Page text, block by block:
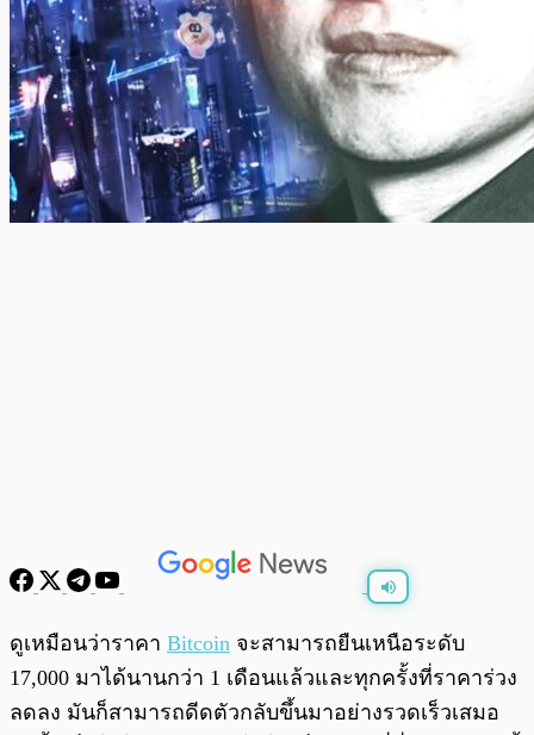
พร้อมเล่น /
ดูเหมือนว่าราคา Bitcoin จะสามารถยืนเหนือระดับ
17,000 มาได้นานกว่า 1 เดือนแล้วและทุกครั้งที่ราคาร่วง
ลดลง มันก็สามารถดีดตัวกลับขึ้นมาอย่างรวดเร็วเสมอ